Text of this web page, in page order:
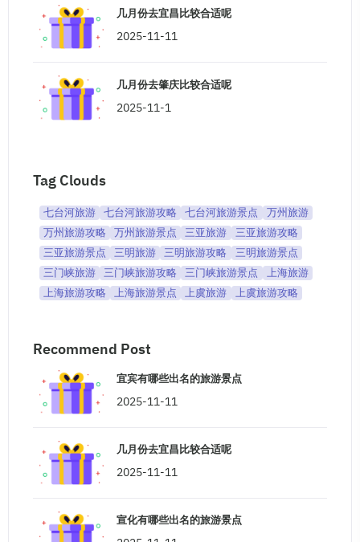
几月份去宜昌比较合适呢
2025-11-11
几月份去肇庆比较合适呢
2025-11-1
Tag Clouds
七台河旅游 七台河旅游攻略 七台河旅游景点
万州旅游
万州旅游攻略
万州旅游景点 三亚旅游
三亚旅游攻略
三亚旅游景点
三明旅游 三明旅游攻略
三明旅游景点
三门峡旅游
三门峡旅游攻略 三门峡旅游景点
上海旅游
上海旅游攻略
上海旅游景点 上虞旅游 上虞旅游攻略
Recommend Post
宜宾有哪些出名的旅游景点
2025-11-11
几月份去宜昌比较合适呢
2025-11-11
宣化有哪些出名的旅游景点